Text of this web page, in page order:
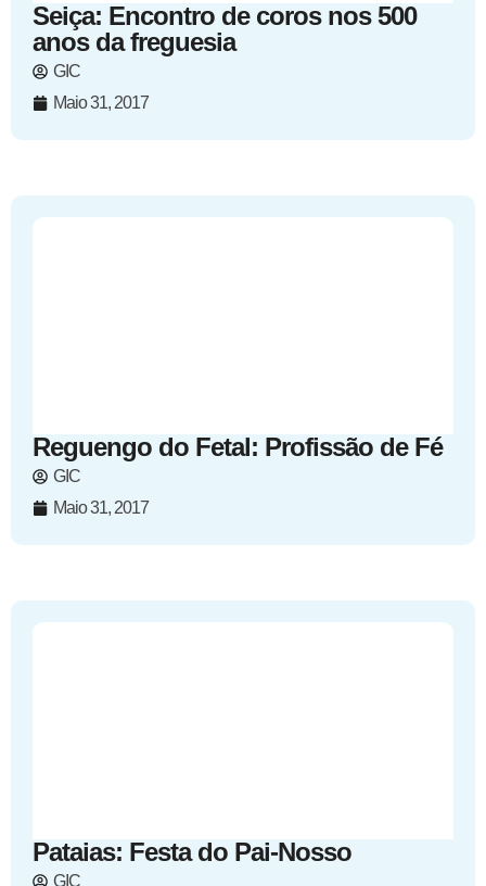
Seiça: Encontro de coros nos 500
anos da freguesia
GIC
Maio 31, 2017
Reguengo do Fetal: Profissão de Fé
GIC
Maio 31, 2017
Pataias: Festa do Pai-Nosso
GIC